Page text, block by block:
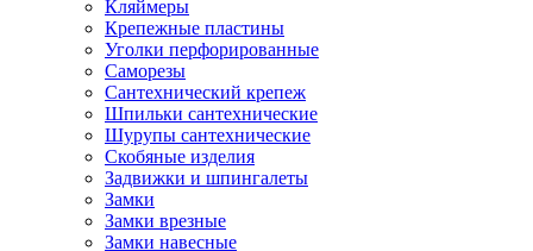
Кляймеры
Крепежные пластины
Уголки перфорированные
Саморезы
Сантехнический крепеж
Шпильки сантехнические
Шурупы сантехнические
Скобяные изделия
Задвижки и шпингалеты
Замки
Замки врезные
Замки навесные